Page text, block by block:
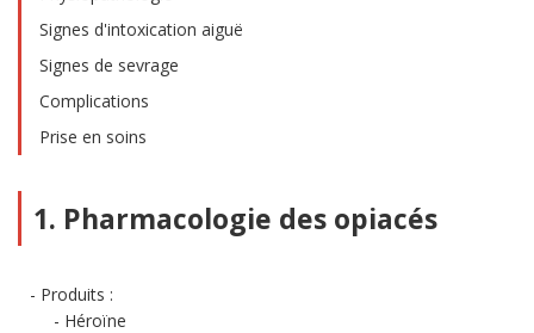
Signes d'intoxication aiguë
Signes de sevrage
Complications
Prise en soins
1. Pharmacologie des opiacés
Produits :
Héroïne